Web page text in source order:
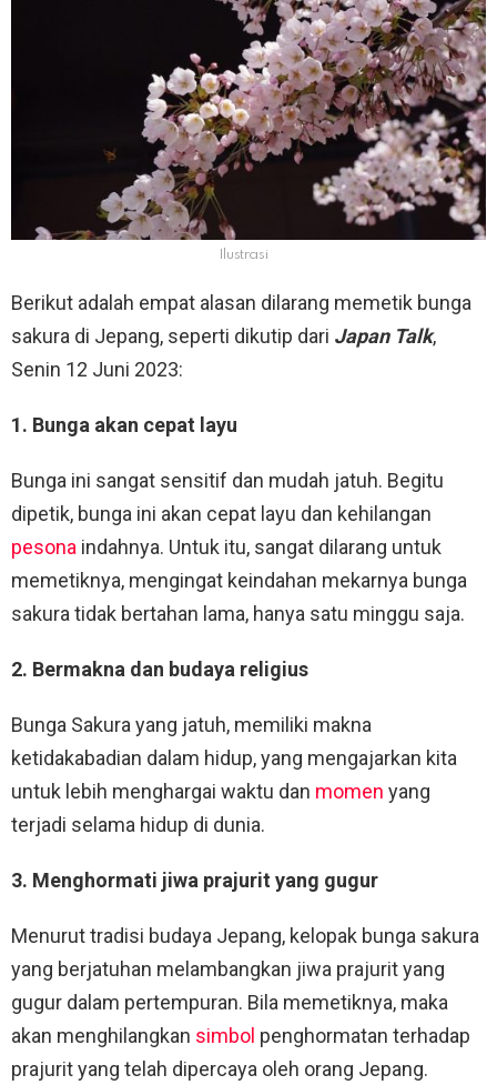
Ilustrasi
Berikut adalah empat alasan dilarang memetik bunga
sakura di Jepang, seperti dikutip dari Japan Talk,
Senin 12 Juni 2023:
1. Bunga akan cepat layu
Bunga ini sangat sensitif dan mudah jatuh. Begitu
dipetik, bunga ini akan cepat layu dan kehilangan
pesona indahnya. Untuk itu, sangat dilarang untuk
memetiknya, mengingat keindahan mekarnya bunga
sakura tidak bertahan lama, hanya satu minggu saja.
2. Bermakna dan budaya religius
Bunga Sakura yang jatuh, memiliki makna
ketidakabadian dalam hidup, yang mengajarkan kita
untuk lebih menghargai waktu dan momen yang
terjadi selama hidup di dunia.
3. Menghormati jiwa prajurit yang gugur
Menurut tradisi budaya Jepang, kelopak bunga sakura
yang berjatuhan melambangkan jiwa prajurit yang
gugur dalam pertempuran. Bila memetiknya, maka
akan menghilangkan simbol penghormatan terhadap
prajurit yang telah dipercaya oleh orang Jepang.